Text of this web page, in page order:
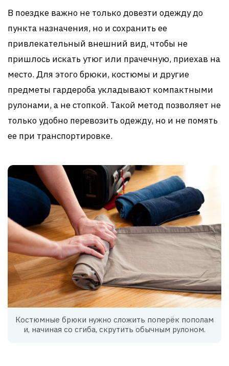
В поездке важно не только довезти одежду до
пункта назначения, но и сохранить ее
привлекательный внешний вид, чтобы не
пришлось искать утюг или прачечную, приехав на
место. Для этого брюки, костюмы и другие
предметы гардероба укладывают компактными
рулонами, а не стопкой. Такой метод позволяет не
только удобно перевозить одежду, но и не помять
ее при транспортировке.
Костюмные брюки нужно сложить поперёк пополам
и, начиная со сгиба, скрутить обычным рулоном.